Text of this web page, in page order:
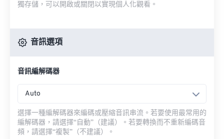
獨存儲，可以開啟或關閉以實現個人化觀看。
音訊選項
音訊編解碼器
Auto
選擇一種編解碼器來編碼或壓縮音訊串流。若要使用最常用的
編解碼器，請選擇“自動”（建議）。若要轉換而不重新編碼音
頻，請選擇“複製”（不建議）。